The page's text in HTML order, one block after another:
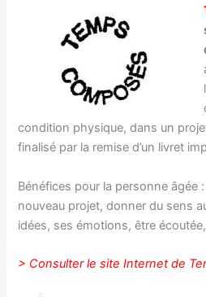
condition physique, dans un
finalisé par la remise d’un livret
Bénéfices pour la personne âgée
nouveau projet, donner du sens
idées, ses émotions, être
> Consulter le site Internet de